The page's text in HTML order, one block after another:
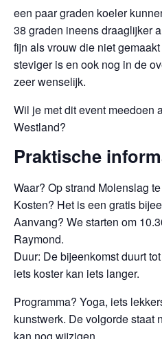
een paar graden koeler
38 graden ineens draaglijker
fijn als vrouw die niet
steviger is en ook nog in de
zeer wenselijk.
Wil je met dit event meedoen
Westland?
Praktische
Waar? Op strand Molenslag
Kosten? Het is een gratis
Aanvang? We starten om
Raymond.
Duur: De bijeenkomst duurt
iets koster kan iets langer.
Programma? Yoga, iets
kunstwerk. De volgorde staat